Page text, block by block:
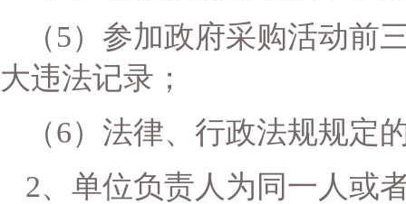
（5）参加政府采购活动前
大违法记录；
（6）法律、行政法规规定
2、单位负责人为同一人或